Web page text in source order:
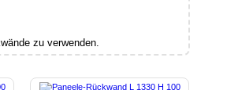
zu verwenden.